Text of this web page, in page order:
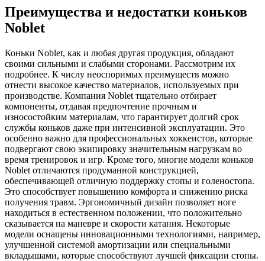
Преимущества и недостатки коньков
Noblet
Коньки Noblet, как и любая другая продукция, обладают
своими сильными и слабыми сторонами. Рассмотрим их
подробнее. К числу неоспоримых преимуществ можно
отнести высокое качество материалов, используемых при
производстве. Компания Noblet тщательно отбирает
компоненты, отдавая предпочтение прочным и
износостойким материалам, что гарантирует долгий срок
службы коньков даже при интенсивной эксплуатации. Это
особенно важно для профессиональных хоккеистов, которые
подвергают свою экипировку значительным нагрузкам во
время тренировок и игр. Кроме того, многие модели коньков
Noblet отличаются продуманной конструкцией,
обеспечивающей отличную поддержку стопы и голеностопа.
Это способствует повышению комфорта и снижению риска
получения травм. Эргономичный дизайн позволяет ноге
находиться в естественном положении, что положительно
сказывается на маневре и скорости катания. Некоторые
модели оснащены инновационными технологиями, например,
улучшенной системой амортизации или специальными
вкладышами, которые способствуют лучшей фиксации стопы.